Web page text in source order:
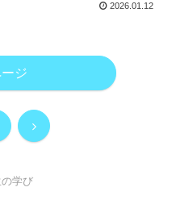
2026.01.12
ジ
次
学び